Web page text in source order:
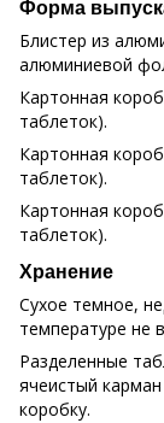
Форма
Блистер из
алюминиевой
Картонная
таблеток).
Картонная
таблеток).
Картонная
таблеток).
Хранение
Сухое темное,
температуре не
Разделенные
ячеистый
коробку.